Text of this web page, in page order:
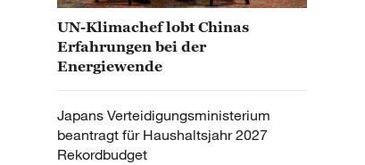
UN-Klimachef lobt Chinas
Erfahrungen bei der
Energiewende
Japans Verteidigungsministerium
beantragt für Haushaltsjahr 2027
Rekordbudget